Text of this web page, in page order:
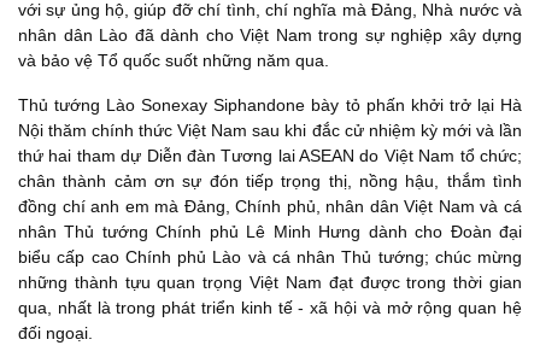
với sự ủng hộ, giúp đỡ chí tình, chí nghĩa mà Đảng, Nhà nước và
nhân dân Lào đã dành cho Việt Nam trong sự nghiệp xây dựng
và bảo vệ Tổ quốc suốt những năm qua.
Thủ tướng Lào Sonexay Siphandone bày tỏ phấn khởi trở lại Hà
Nội thăm chính thức Việt Nam sau khi đắc cử nhiệm kỳ mới và lần
thứ hai tham dự Diễn đàn Tương lai ASEAN do Việt Nam tổ chức;
chân thành cảm ơn sự đón tiếp trọng thị, nồng hậu, thắm tình
đồng chí anh em mà Đảng, Chính phủ, nhân dân Việt Nam và cá
nhân Thủ tướng Chính phủ Lê Minh Hưng dành cho Đoàn đại
biểu cấp cao Chính phủ Lào và cá nhân Thủ tướng; chúc mừng
những thành tựu quan trọng Việt Nam đạt được trong thời gian
qua, nhất là trong phát triển kinh tế - xã hội và mở rộng quan hệ
đối ngoại.